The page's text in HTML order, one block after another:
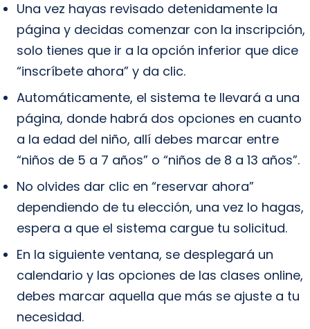
Una vez hayas revisado detenidamente la
página y decidas comenzar con la inscripción,
solo tienes que ir a la opción inferior que dice
“inscríbete ahora” y da clic.
Automáticamente, el sistema te llevará a una
página, donde habrá dos opciones en cuanto
a la edad del niño, allí debes marcar entre
“niños de 5 a 7 años” o “niños de 8 a 13 años”.
No olvides dar clic en “reservar ahora”
dependiendo de tu elección, una vez lo hagas,
espera a que el sistema cargue tu solicitud.
En la siguiente ventana, se desplegará un
calendario y las opciones de las clases online,
debes marcar aquella que más se ajuste a tu
necesidad.